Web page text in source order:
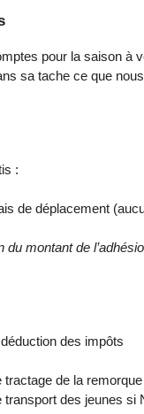
pour la saison à
sa tache ce que
:
de déplacement
montant de
des impôts
de la
des jeunes